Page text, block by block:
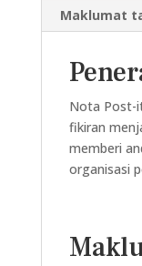
76MM)
Maklumat
Nota Post-
fikiran
memberi
organisasi